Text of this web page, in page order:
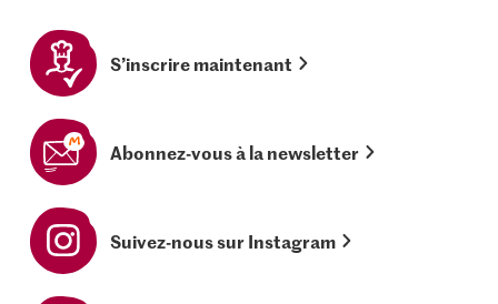
S’inscrire maintenant
Abonnez-vous à la newsletter
Suivez-nous sur Instagram